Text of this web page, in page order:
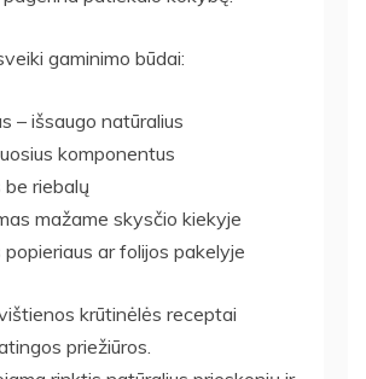
gaminimo būdai:
– išsaugo natūralius
komponentus
be riebalų
mažame skysčio kiekyje
popieriaus ar folijos pakelyje
krūtinėlės receptai
priežiūros.